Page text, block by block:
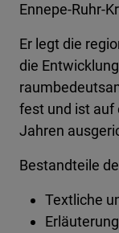
Ennepe-Ruhr-
Er legt die
die
fest und ist auf
Jahren
Bestandteile
Textliche